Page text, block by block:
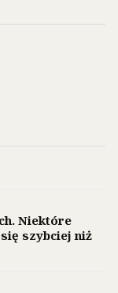
Niektóre
szybciej niż